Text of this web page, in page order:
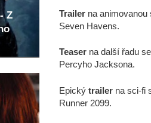
Z
Trailer na animovanou
Seven Havens.
Teaser na další řadu
Percyho Jacksona.
Epický trailer na sci-fi
Runner 2099.